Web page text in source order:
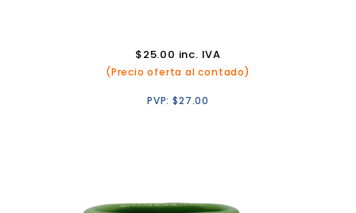
$25.00 inc. IVA
(Precio oferta al contado)
PVP:$27.00